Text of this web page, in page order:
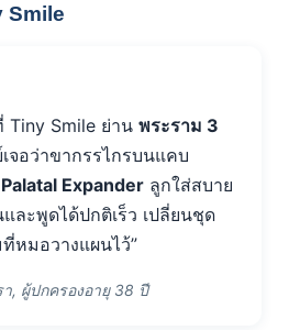
Smile
Tiny Smile ย่านพระราม 3
เจอว่าขากรรไกรบนแคบ
Expander ลูกใส่สบาย
ละพูดได้ปกติเร็ว เปลี่ยนชุด
หมอวางแผนไว้”
ผู้ปกครองอายุ 38 ปี